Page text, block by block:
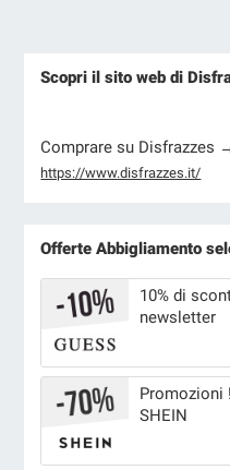
Scopri il sito web di
Comprare su Disfrazzes
https://www.disfrazzes.it/
Offerte Abbigliamento
10% di
newsletter
Promozioni
SHEIN